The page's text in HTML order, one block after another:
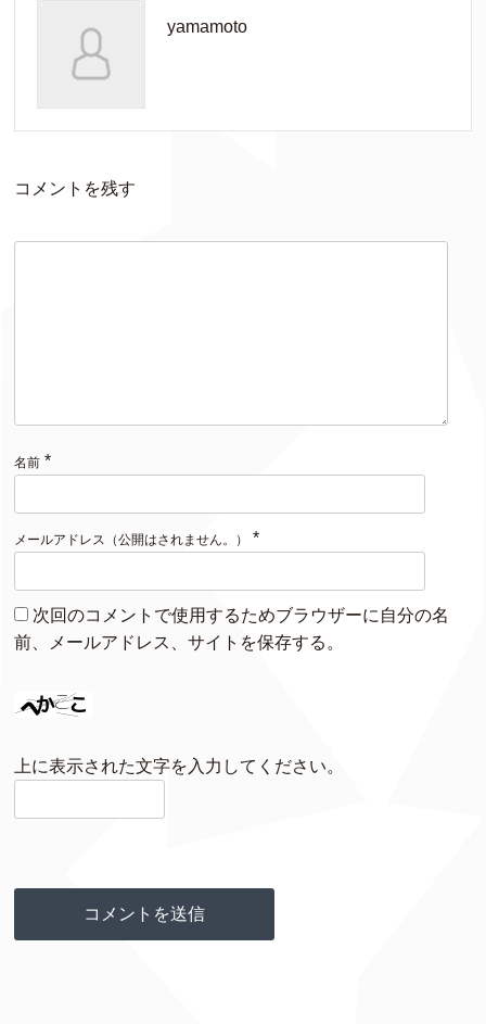
yamamoto
コメントを残す
名前 *
メールアドレス（公開はされません。） *
次回のコメントで使用するためブラウザーに自分の名
前、メールアドレス、サイトを保存する。
上に表示された文字を入力してください。